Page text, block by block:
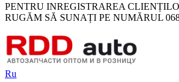
PENTRU INREGISTRAREA
RUGĂM SĂ SUNAȚI PE NUMĂRUL
Ru